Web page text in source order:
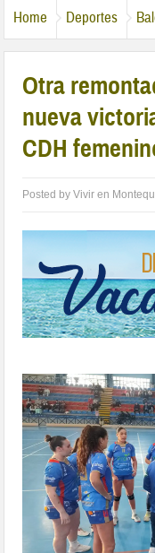
Home Deportes
Otra
nueva
CDH
Posted byVivir en